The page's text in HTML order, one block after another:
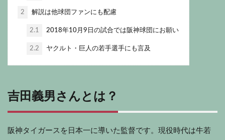
2 解説は他球団ファンにも配慮
2.1 2018年10月9日の試合では阪神球団にお願い
2.2 ヤクルト・巨人の若手選手にも言及
吉田義男さんとは？
阪神タイガースを日本一に導いた監督です。現役時代は牛若